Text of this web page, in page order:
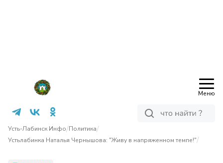
Меню
Усть-Лабинск Инфо/Политика/
Устьлабинка Наталья Чернышова: "Живу в напряженном темпе!"/